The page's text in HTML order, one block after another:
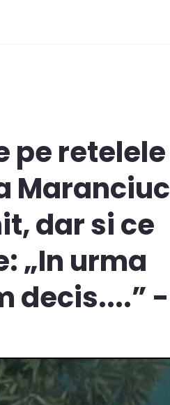
pe retelele
Maranciuc
dar si ce
„In urma
decis....” -